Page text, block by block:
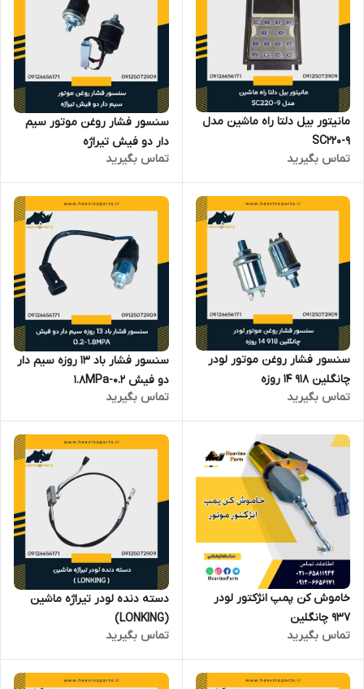
مانیتور بیل دلتا راه ماشین مدل
SC220-9
تماس بگیرید
سنسور فشار روغن موتور سیم
دار دو فیش تیراژه
تماس بگیرید
سنسور فشار روغن موتور لودر
چانگلین 918 14 روزه
تماس بگیرید
سنسور فشار باد 13 روزه سیم دار
دو فیش 0.2-1.8MPa
تماس بگیرید
خاموش کن پمپ انژکتور لودر
937 چانگلین
تماس بگیرید
دسته دنده لودر تیراژه ماشین
(LONKING)
تماس بگیرید